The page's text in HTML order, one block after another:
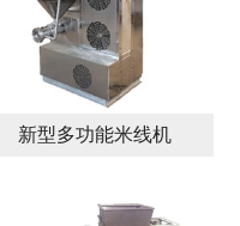
新型多功能米线机